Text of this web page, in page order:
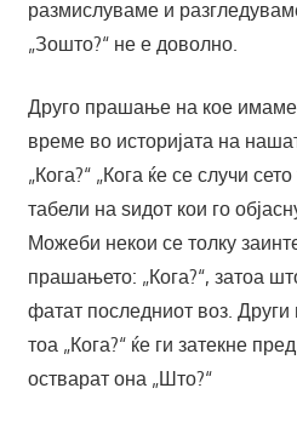
размислуваме и
„Зошто?“ не е доволно.
Друго прашање на кое
време во историјата на
„Кога?“ „Кога ќе се случи
табели на ѕидот кои го
Можеби некои се толку
прашањето: „Кога?“, затоа
фатат последниот воз. Други
тоа „Кога?“ ќе ги затекне
остварат она „Што?“